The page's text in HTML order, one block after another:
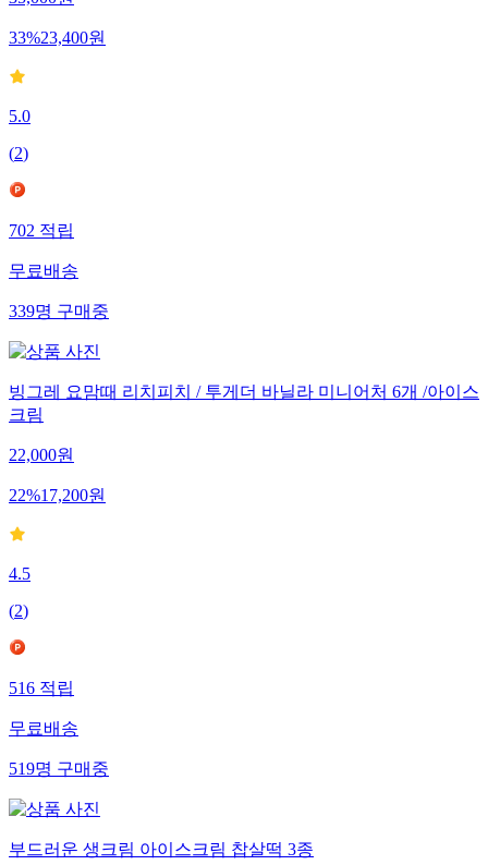
35,000원
33%23,400원
5.0
(2)
702적립
무료배송
339명구매중
빙그레 요맘때 리치피치 / 투게더 바닐라 미니어처 6개 /아이스
크림
22,000원
22%17,200원
4.5
(2)
516적립
무료배송
519명구매중